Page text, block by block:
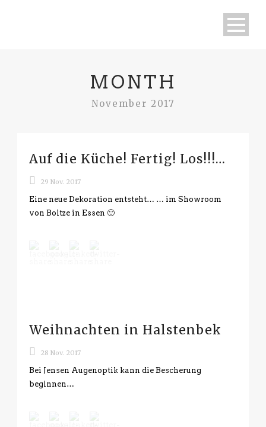
MONTH
November 2017
Auf die Küche! Fertig! Los!!!…
29 Nov. 2017
Eine neue Dekoration entsteht… … im Showroom
von Boltze in Essen 🙂
Weihnachten in Halstenbek
28 Nov. 2017
Bei Jensen Augenoptik kann die Bescherung
beginnen…